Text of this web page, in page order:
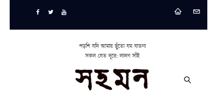
পড়শি যদি আমায় ছুঁতো যম যাতনা
সকল যেত দূরে: লালন সাঁই